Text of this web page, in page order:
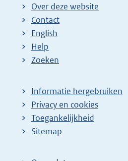
Over deze website
Contact
English
Help
Zoeken
Informatie hergebruiken
Privacy en cookies
Toegankelijkheid
Sitemap